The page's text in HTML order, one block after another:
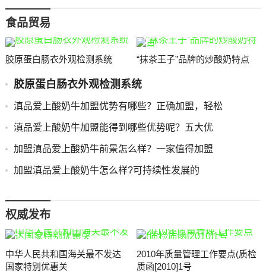
食品贸易
胶原蛋白肠衣外观检测系统 “抹茶王子”品牌的炒酸奶特点
胶原蛋白肠衣外观检测系统
滇品爱上酸奶牛加盟优势有哪些？正确加盟，轻松
滇品爱上酸奶牛加盟能得到哪些优势呢？五大优
加盟滇品爱上酸奶牛前景怎么样？一家值得加盟
加盟滇品爱上酸奶牛怎么样?可持续性发展的
权威发布
中华人民共和国海关最不发达
国家特别优惠关
2010年质量管理工作要点(质检
质函[2010]1号